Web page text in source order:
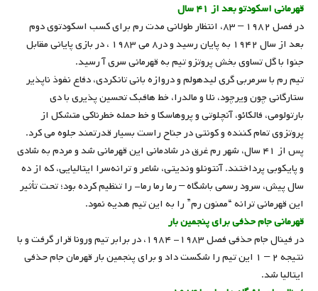
قهرمانی اسکودتو بعد از ۴۱ سال
در فصل ۱۹۸۲ – ۸۳، انتظار طولانی مدت رم برای کسب اسکودتوی دوم
بعد از سال ۱۹۴۲ به پایان رسید و در۸ می ۱۹۸۳ ، در بازی پایانی مقابل
جنوا با گل تساوی بخش پروتزو تیم به قهرمانی سری آ رسید.
تیم رم با سرمربی گری لیدهولم و دروازه‌ بانی تانکردی، دفاع نفوذ ناپذیر
ستارگانی چون ویرچود، نلا و مالدرا، خط هافبک تحسین پذیری با دی
بارتولومی، فالکائو، آنچلوتی و پروهاسکا و خط حمله خطرناکی متشکل از
پروتزوی تمام کننده و کونتی در جناح راست بسیار قدرتمند جلوه می کرد.
پس از ۴۱ سال، شهر رم غرق در شادمانی این قهرمانی شد و مردم به شادی
و پایکوبی پرداختند. آنتونلو وندیتی، شاعر و ترانه‌سرا ایتالیایی، که از ده
سال پیش، سرود رسمی باشگاه – رما رما رما- را تنظیم کرده بود؛ تحت تأثیر
این قهرمانی ترانه “ممنون رم” را به این تیم هدیه نمود.
قهرمانی جام حذفی برای پنجمین بار
در فینال جام حذفی فصل ۱۹۸۳- ۱۹۸۴، در برابر تیم ورونا قرار گرفت و با
نتیجه ۲ – ۱ این تیم را شکست داد و برای پنجمین بار قهرمان جام حذفی
ایتالیا شد.